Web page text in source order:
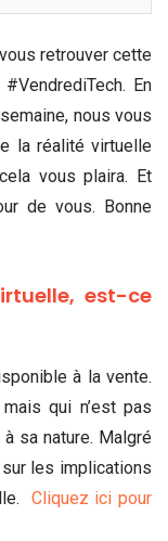
retrouver cette
En
nous vous
la réalité virtuelle
vous plaira. Et
de vous. Bonne
est-ce
à la vente.
qui n’est pas
sa nature. Malgré
les implications
Cliquez ici pour